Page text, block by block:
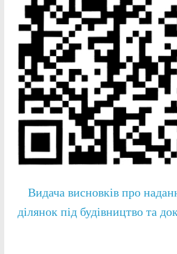
Видача висновків про
ділянок під будівництво та